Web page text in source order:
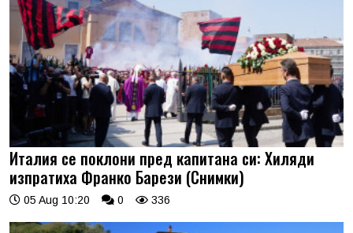
Италия се поклони пред капитана си: Хиляди
изпратиха Франко Барези (Снимки)
05 Aug 10:20 0 336